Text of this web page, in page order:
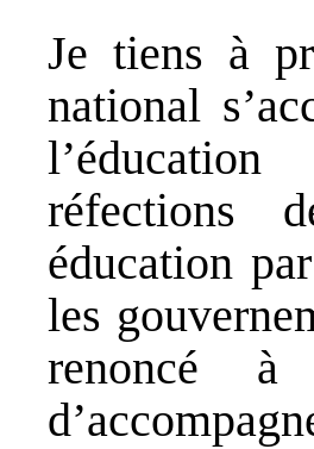
Je tiens à
national
réfections
éducation
les
renoncé